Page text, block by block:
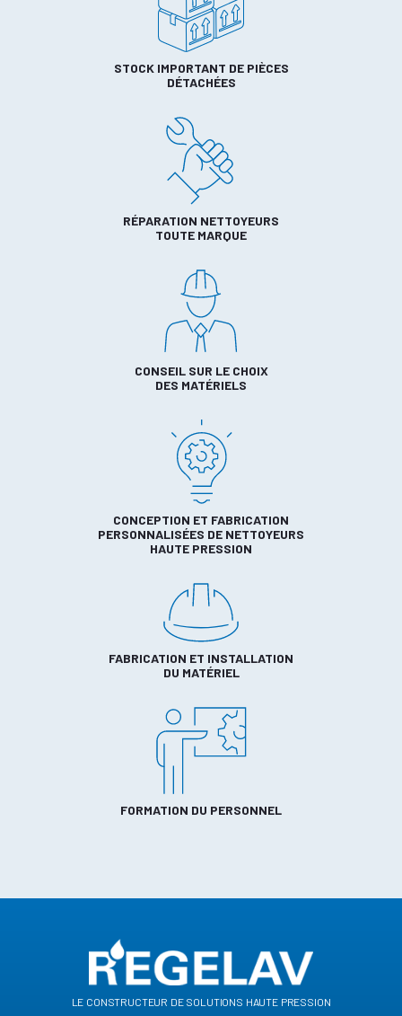
STOCK IMPORTANT DE PIÈCES
DÉTACHÉES
RÉPARATION NETTOYEURS
TOUTE MARQUE
CONSEIL SUR LE CHOIX
DES MATÉRIELS
CONCEPTION ET FABRICATION
PERSONNALISÉES DE NETTOYEURS
HAUTE PRESSION
FABRICATION ET INSTALLATION
DU MATÉRIEL
FORMATION DU PERSONNEL
le constructeur de solutions haute pression